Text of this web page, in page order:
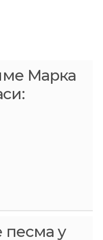
Марка
песма у